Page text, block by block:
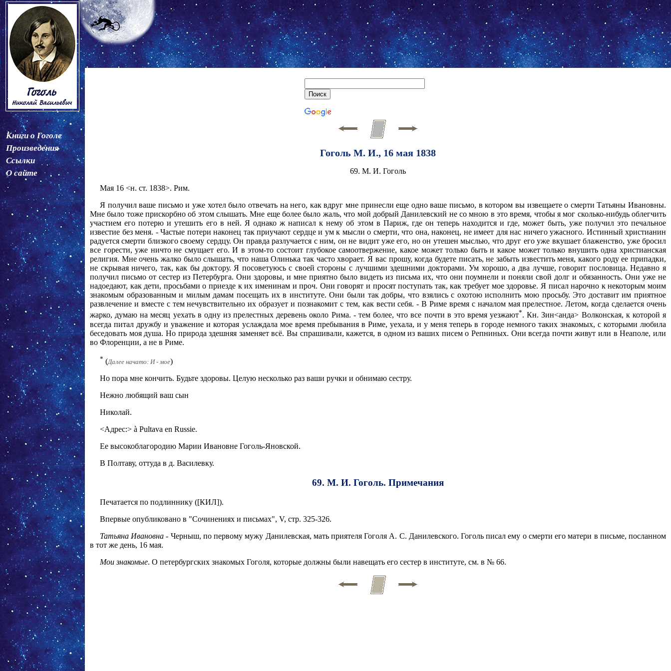
Книги о Гоголе
Произведения
Ссылки
О сайте
Гоголь М. И., 16 мая 1838
69. М. И. Гоголь
Мая 16 <н. ст. 1838>. Рим.
Я получил ваше письмо и уже хотел было отвечать на него, как вдруг мне принесли еще одно ваше письмо, в котором вы извещаете о смерти Татьяны Ивановны.
Мне было тоже прискорбно об этом слышать. Мне еще более было жаль, что мой добрый Данилевский не со мною в это время, чтобы я мог сколько-нибудь облегчить
участием его потерю и утешить его в ней. Я однако ж написал к нему об этом в Париж, где он теперь находится и где, может быть, уже получил это печальное
известие без меня. - Частые потери наконец так приучают сердце и ум к мысли о смерти, что она, наконец, не имеет для нас ничего ужасного. Истинный христианин
радуется смерти близкого своему сердцу. Он правда разлучается с ним, он не видит уже его, но он утешен мыслью, что друг его уже вкушает блаженство, уже бросил
все горести, уже ничто не смущает его. И в этом-то состоит глубокое самоотвержение, какое может только быть и какое может только внушить одна христианская
религия. Мне очень жалко было слышать, что наша Олинька так часто хворает. Я вас прошу, когда будете писать, не забыть известить меня, какого роду ее припадки,
не скрывая ничего, так, как бы доктору. Я посоветуюсь с своей стороны с лучшими здешними докторами. Ум хорошо, а два лучше, говорит пословица. Недавно я
получил письмо от сестер из Петербурга. Они здоровы, и мне приятно было видеть из письма их, что они поумнели и поняли свой долг и обязанность. Они уже не
надоедают, как дети, просьбами о приезде к их именинам и проч. Они говорят и просят поступать так, как требует мое здоровье. Я писал нарочно к некоторым моим
знакомым образованным и милым дамам посещать их в институте. Они были так добры, что взялись с охотою исполнить мою просьбу. Это доставит им приятное
развлечение и вместе с тем нечувствительно их образует и познакомит с тем, как вести себя. - В Риме время с началом мая прелестное. Летом, когда сделается очень
жарко, думаю на месяц уехать в одну из прелестных деревень около Рима. - тем более, что все почти в это время уезжают*. Кн. Зин<анда> Волконская, к которой я
всегда питал дружбу и уважение и которая услаждала мое время пребывания в Риме, уехала, и у меня теперь в городе немного таких знакомых, с которыми любила
беседовать моя душа. Но природа здешняя заменяет всё. Вы спрашивали, кажется, в одном из ваших писем о Репниных. Они всегда почти живут или в Неаполе, или
во Флоренции, а не в Риме.
* (Далее начато: И - мое)
Но пора мне кончить. Будьте здоровы. Целую несколько раз ваши ручки и обнимаю сестру.
Нежно любящий ваш сын
Николай.
<Адрес:> à Pultava en Russie.
Ее высокоблагородию Марии Ивановне Гоголь-Яновской.
В Полтаву, оттуда в д. Василевку.
69. М. И. Гоголь. Примечания
Печатается по подлиннику ([КИЛ]).
Впервые опубликовано в "Сочинениях и письмах", V, стр. 325-326.
Татьяна Ивановна- Черныш, по первому мужу Данилевская, мать приятеля Гоголя А. С. Данилевского. Гоголь писал ему о смерти его матери в письме, посланном
в тот же день, 16 мая.
Мои знакомые. О петербургских знакомых Гоголя, которые должны были навещать его сестер в институте, см. в № 66.